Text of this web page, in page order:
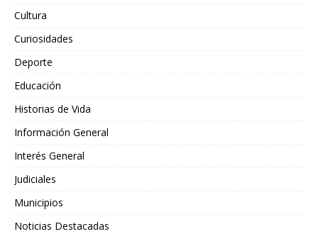
Cultura
Curiosidades
Deporte
Educación
Historias de Vida
Información General
Interés General
Judiciales
Municipios
Noticias Destacadas